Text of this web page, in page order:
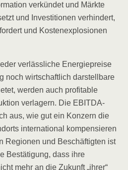
verkündet und Märkte
und Investitionen verhindert,
und Kostenexplosionen
verlässliche Energiepreise
noch wirtschaftlich darstellbare
werden auch profitable
verlagern. Die EBITDA-
aus, wie gut ein Konzern die
international kompensieren
Regionen und Beschäftigten ist
Bestätigung, dass ihre
mehr an die Zukunft „ihrer“